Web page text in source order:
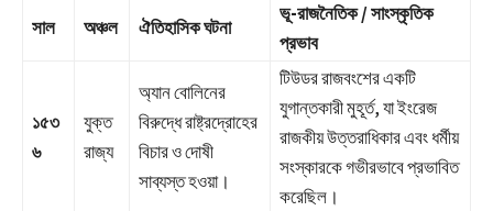
সাল অঞ্চল ঐতিহাসিক ঘটনা
ভূ-রাজনৈতিক / সাংস্কৃতিক
প্রভাব
১৫৩
৬
যুক্ত
রাজ্য
অ্যান বোলিনের
বিরুদ্ধে রাষ্ট্রদ্রোহের
বিচার ও দোষী
সাব্যস্ত হওয়া।
টিউডর রাজবংশের একটি
যুগান্তকারী মুহূর্ত, যা ইংরেজ
রাজকীয় উত্তরাধিকার এবং ধর্মীয়
সংস্কারকে গভীরভাবে প্রভাবিত
করেছিল।